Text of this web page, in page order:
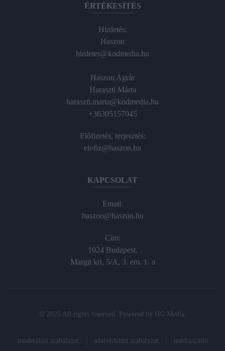
ÉRTÉKESÍTÉS
Hirdetés:
Haszon
hirdetes@kodmedia.hu
Haszon Agrár
Haraszti Márta
haraszti.marta@kodmedia.hu
+36305157045
Előfizetés, terjesztés:
elofiz@haszon.hu
KAPCSOLAT
Email:
haszon@haszon.hu
Cím:
1024 Budapest,
Margit krt. 5/A, 3. em. 1. a
© 2025 All rights reserved. Powered by HG Media.
moderálási szabályzat adatvédelmi szabályzat médiaajánló